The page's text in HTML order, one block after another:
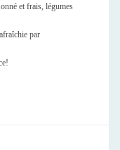
et frais, légumes
par